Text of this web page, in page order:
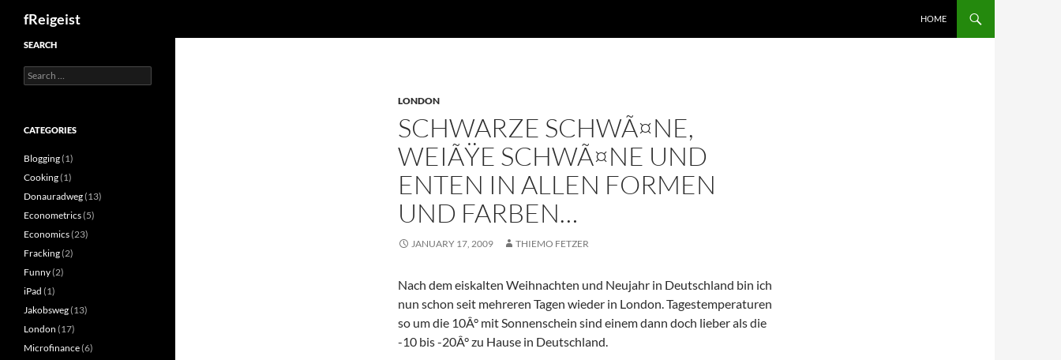
fReigeist
HOME
LONDON
SCHWARZE SCHWÃ¤NE,
WEIÃŸE SCHWÃ¤NE UND
ENTEN IN ALLEN FORMEN
UND FARBEN…
JANUARY 17, 2009 THIEMO FETZER
Nach dem eiskalten Weihnachten und Neujahr in Deutschland bin ich
nun schon seit mehreren Tagen wieder in London. Tagestemperaturen
so um die 10Â° mit Sonnenschein sind einem dann doch lieber als die
-10 bis -20Â° zu Hause in Deutschland.
SEARCH
Search
for:
CATEGORIES
Blogging(1)
Cooking(1)
Donauradweg(13)
Econometrics(5)
Economics(23)
Fracking(2)
Funny(2)
iPad (1)
Jakobsweg(13)
London (17)
Microfinance(6)